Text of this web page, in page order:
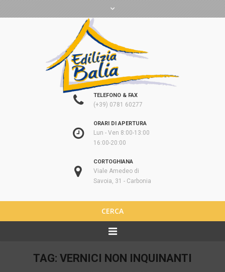
TELEFONO & FAX
(+39) 0781 60277
ORARI DI APERTURA
Lun - Ven 8:00-13:00
16:00-20:00
CORTOGHIANA
Viale Amedeo di
Savoia, 31 - Carbonia
CERCA
TAG: VERNICI NON INQUINANTI